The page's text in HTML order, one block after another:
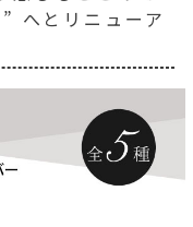
へとリニューア